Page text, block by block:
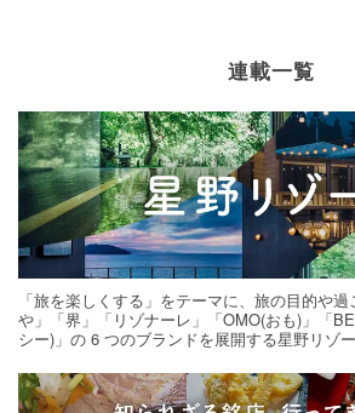
連載一覧
「旅を楽しくする」をテーマに、旅の目的や
や」「界」「リゾナーレ」「OMO(おも)」「
シー)」の 6 つのブランドを展開する星野リゾ